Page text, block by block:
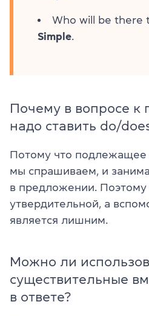
Who will be there
Simple
Почему в вопросе
надо ставить do/
Потому что подлежащее
мы спрашиваем, и
в предложении. Поэтому
утвердительной, а
является лишним.
Можно ли
существительные
в ответе?